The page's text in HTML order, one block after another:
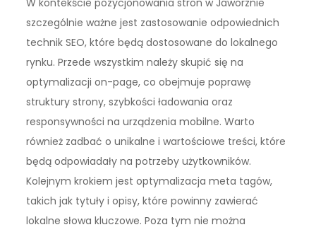
szczególnie ważne jest zastosowanie odpowiednich
technik SEO, które będą dostosowane do lokalnego
rynku. Przede wszystkim należy skupić się na
optymalizacji on-page, co obejmuje poprawę
struktury strony, szybkości ładowania oraz
responsywności na urządzenia mobilne. Warto
również zadbać o unikalne i wartościowe treści, które
będą odpowiadały na potrzeby użytkowników.
Kolejnym krokiem jest optymalizacja meta tagów,
takich jak tytuły i opisy, które powinny zawierać
lokalne słowa kluczowe. Poza tym nie można